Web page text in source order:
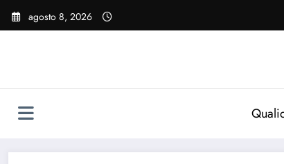
Pular
para
agosto 8, 2026